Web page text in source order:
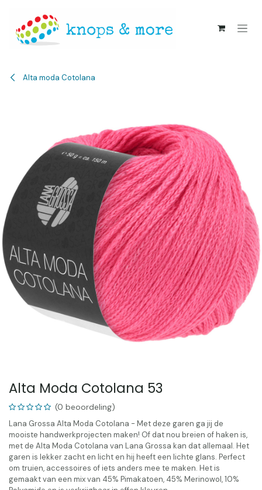
Alta moda Cotolana
Alta Moda Cotolana 53
(0 beoordeling)
Lana Grossa Alta Moda Cotolana - Met deze garen ga jij de
mooiste handwerkprojecten maken! Of dat nou breien of haken is,
met de Alta Moda Cotolana van Lana Grossa kan dat allemaal. Het
garen is lekker zacht en licht en hij heeft een lichte glans. Perfect
om truien, accessoires of iets anders mee te maken. Het is
gemaakt van een mix van 45% Pimakatoen, 45% Merinowol, 10%